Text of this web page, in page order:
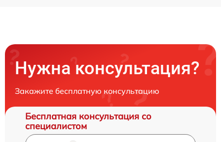
Нужна консультация?
Закажите бесплатную консультацию
Бесплатная консультация со
специалистом